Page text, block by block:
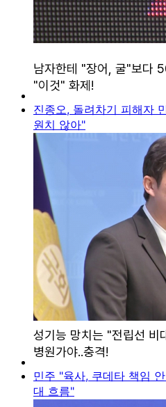
진종오, 돌려차기 피해자
원치 않아"
민주 "육사, 쿠데타 책임
대 흐름"